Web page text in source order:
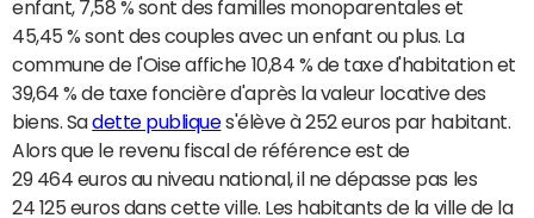
enfant, 7,58 % sont des familles monoparentales et
45,45 % sont des couples avec un enfant ou plus. La
commune de l'Oise affiche 10,84 % de taxe d'habitation et
39,64 % de taxe foncière d'après la valeur locative des
biens. Sadette publiques'élève à 252 euros par habitant.
Alors que le revenu fiscal de référence est de
29 464 euros au niveau national, il ne dépasse pas les
24 125 euros dans cette ville. Les habitants de la ville de la